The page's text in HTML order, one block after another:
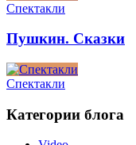
Спектакли
Пушкин. Сказки
Спектакли
Категории блога